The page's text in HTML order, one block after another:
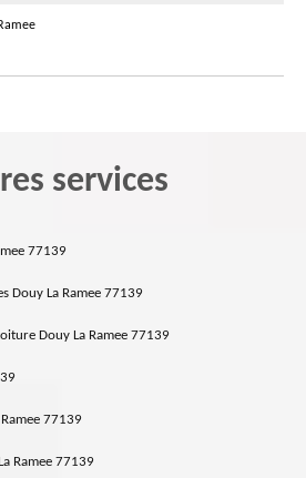
services
77139
Douy La Ramee 77139
Douy La Ramee 77139
77139
Ramee 77139